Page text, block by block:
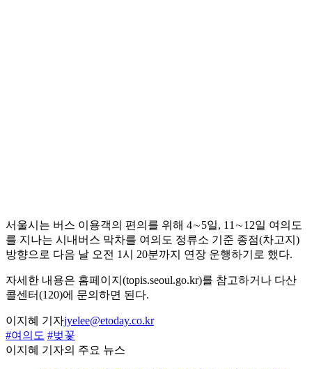
서울시는 버스 이용객의 편의를 위해 4∼5일, 11∼12일 여의도
를 지나는 시내버스 막차를 여의도 정류소 기준 종점(차고지)
방향으로 다음 날 오전 1시 20분까지 연장 운행하기로 했다.
자세한 내용은 홈페이지(topis.seoul.go.kr)를 참고하거나 다산
콜센터(120)에 문의하면 된다.
이지혜 기자jyelee@etoday.co.kr
#여의도 #벚꽃
이지혜 기자의 주요 뉴스